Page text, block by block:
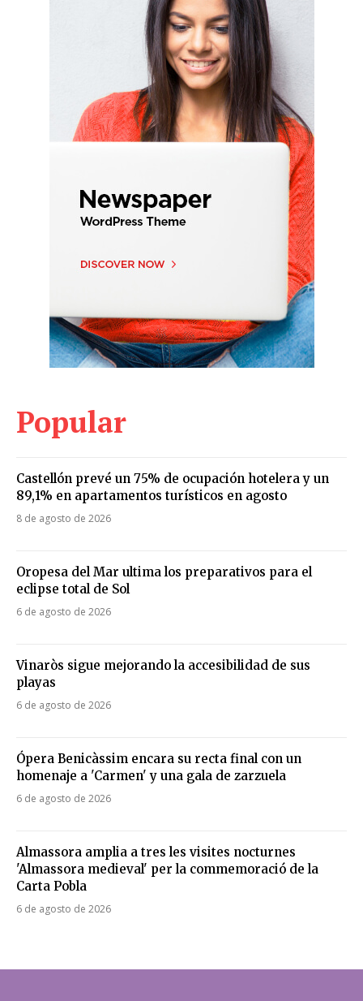
Popular
Castellón prevé un 75% de ocupación hotelera y un
89,1% en apartamentos turísticos en agosto
8 de agosto de 2026
Oropesa del Mar ultima los preparativos para el
eclipse total de Sol
6 de agosto de 2026
Vinaròs sigue mejorando la accesibilidad de sus
playas
6 de agosto de 2026
Ópera Benicàssim encara su recta final con un
homenaje a 'Carmen' y una gala de zarzuela
6 de agosto de 2026
Almassora amplia a tres les visites nocturnes
'Almassora medieval' per la commemoració de la
Carta Pobla
6 de agosto de 2026